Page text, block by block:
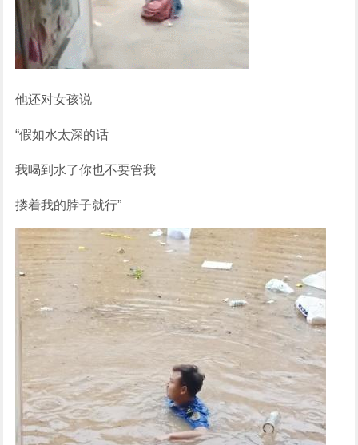
他还对女孩说
“假如水太深的话
我喝到水了你也不要管我
搂着我的脖子就行”